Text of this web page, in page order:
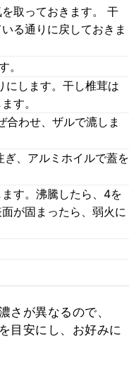
取っておきます。 干
る通りに戻しておきま
。
にします。干し椎茸は
す。
わせ、ザルで漉しま
、アルミホイルで蓋を
す。沸騰したら、4を
が固まったら、弱火に
さが異なるので、
目安にし、お好みに